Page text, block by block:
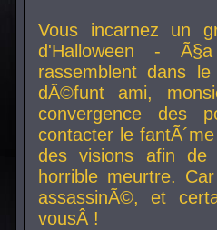
Vous incarnez un
d'Halloween -
rassemblent dans
dÃ©funt ami,
convergence des
contacter le
des visions afin
horrible meurtre.
assassinÃ©, et
vousÂ !